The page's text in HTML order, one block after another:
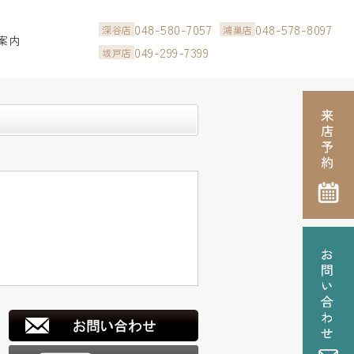
内
深谷店 048-580-7057 鴻巣店 048-578-8097
坂戸店 049-299-7399